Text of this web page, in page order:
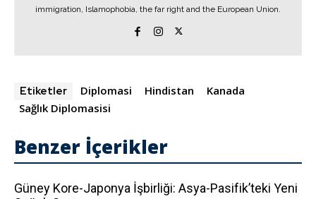
immigration, Islamophobia, the far right and the European Union.
Etiketler Diplomasi Hindistan
Kanada
Sağlık Diplomasisi
Benzer İçerikler
Güney Kore-Japonya İşbirliği: Asya-Pasifik’teki Yeni